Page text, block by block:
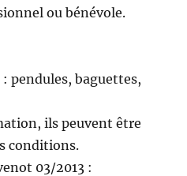
ou bénévole.
pendules, baguettes,
ils peuvent être
conditions.
03/2013 :